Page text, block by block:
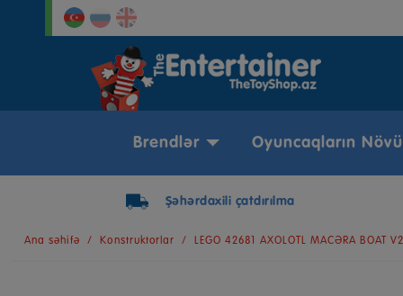
Brendlər Oyuncaqların Növü
Şəhərdaxili çatdırılma
Ana səhifə Konstruktorlar LEGO 42681 AXOLOTL MACƏRA BOAT